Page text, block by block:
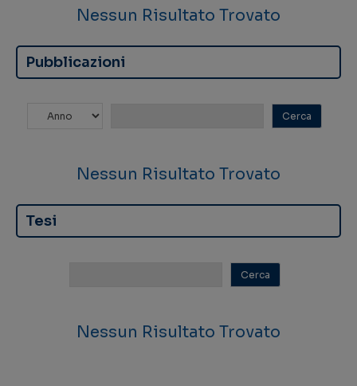
Nessun Risultato Trovato
Pubblicazioni
Nessun Risultato Trovato
Tesi
Nessun Risultato Trovato